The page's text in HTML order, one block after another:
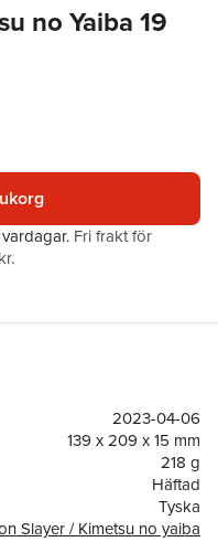
no Yaiba 19
. Fri frakt för
2023-04-06
139 x 209 x 15 mm
218 g
Häftad
Tyska
Slayer / Kimetsu no yaiba